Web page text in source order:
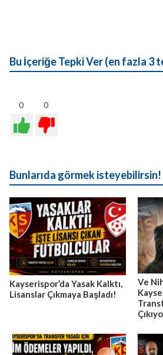
Bu İçeriğe Tepki Ver (en fazla 3
0 0
Bunlarıda görmek isteyebilirsin!
Kayserispor’da Yasak Kalktı,
Lisanslar Çıkmaya Başladı!
Ve